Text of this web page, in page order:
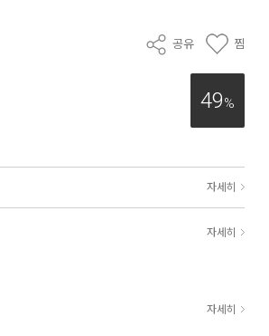
공유 찜
49%
자세히
자세히
자세히